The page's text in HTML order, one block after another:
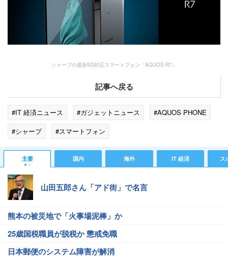
シャープの最新5G対応スマートフォン「AQUOS R7」
記事へ戻る
#IT 経済ニュース #ガジェットニュース
#AQUOS PHONE
#シャープ
#スマートフォン
主要 国内 海外 IT 経済 ス
山田五郎さん「アド街」で名言
熊本の被災地で「火事場泥棒」か
25歳国税職員が脱税か 懲戒免職
日本郵便のシステム障害が解消